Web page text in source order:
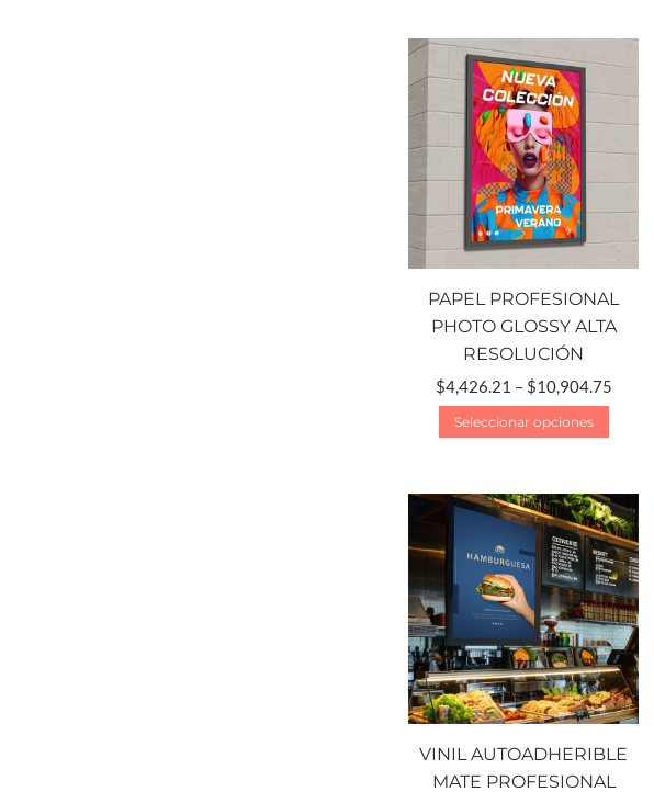
PAPEL PROFESIONAL
PHOTO GLOSSY ALTA
RESOLUCIÓN
$4,426.21 – $10,904.75
Seleccionar opciones
VINIL AUTOADHERIBLE
MATE PROFESIONAL